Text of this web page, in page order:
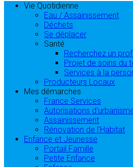
Vie Quotidienne
Eau / Assainissement
Déchets
Se déplacer
Santé
Recherchez un
Projet de soins du
Services à la
Producteurs Locaux
Mes démarches
France Services
Autorisations
Assainissement
Rénovation de l’Habitat
Enfance et Jeunesse
Portail Famille
Petite Enfance